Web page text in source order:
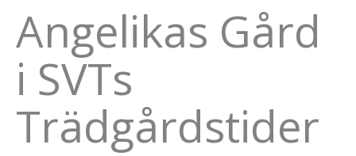
Angelikas Gård
i SVTs
Trädgårdstider